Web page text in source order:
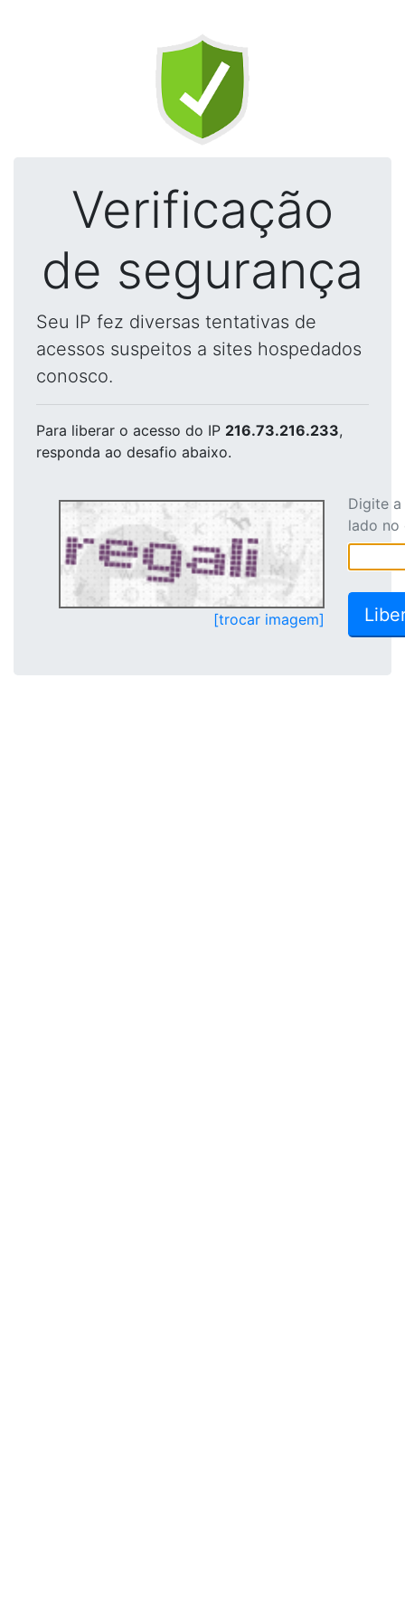
Verificação
de segurança
Seu IP fez diversas tentativas de
acessos suspeitos a sites hospedados
conosco.
Para liberar o acesso do IP 216.73.216.233,
responda ao desafio abaixo.
[trocar imagem]
Digite
lado no